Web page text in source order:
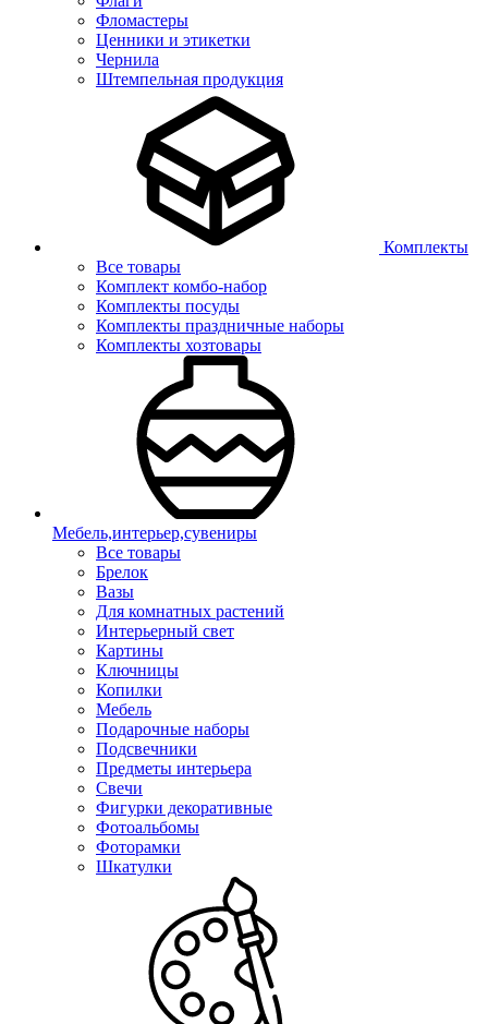
Фломастеры
Ценники и этикетки
Чернила
Штемпельная продукция
Комплекты
Все товары
Комплект комбо-набор
Комплекты посуды
Комплекты праздничные наборы
Комплекты хозтовары
Мебель,интерьер,сувениры
Все товары
Брелок
Вазы
Для комнатных растений
Интерьерный свет
Картины
Ключницы
Копилки
Мебель
Подарочные наборы
Подсвечники
Предметы интерьера
Свечи
Фигурки декоративные
Фотоальбомы
Фоторамки
Шкатулки